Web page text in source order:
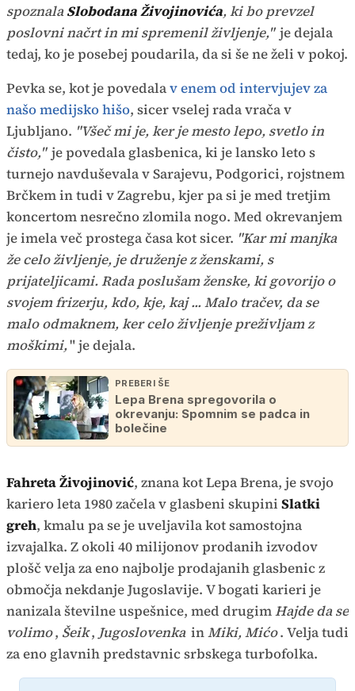
spoznalaSlobodana Živojinovića, ki bo prevzel
poslovni načrt in mi spremenil življenje," je dejala
tedaj, ko je posebej poudarila, da si še ne želi v pokoj.
Pevka se, kot je povedalav enem od intervjujev za
našo medijsko hišo, sicer vselej rada vrača v
Ljubljano. "Všeč mi je, ker je mesto lepo, svetlo in
čisto," je povedala glasbenica, ki je lansko leto s
turnejo navduševala v Sarajevu, Podgorici, rojstnem
Brčkem in tudi v Zagrebu, kjer pa si je med tretjim
koncertom nesrečno zlomila nogo. Med okrevanjem
je imela več prostega časa kot sicer. "Kar mi manjka
že celo življenje, je druženje z ženskami, s
prijateljicami. Rada poslušam ženske, ki govorijo o
svojem frizerju, kdo, kje, kaj ... Malo tračev, da se
malo odmaknem, ker celo življenje preživljam z
moškimi," je dejala.
PREBERI ŠE
Lepa Brena spregovorila o
okrevanju: Spomnim se padca in
bolečine
Fahreta Živojinović, znana kot Lepa Brena, je svojo
kariero leta 1980 začela v glasbeni skupini Slatki
greh, kmalu pa se je uveljavila kot samostojna
izvajalka. Z okoli 40 milijonov prodanih izvodov
plošč velja za eno najbolje prodajanih glasbenic z
območja nekdanje Jugoslavije. V bogati karieri je
nanizala številne uspešnice, med drugimHajde da se
volimo, Šeik,Jugoslovenka inMiki, Mićo. Velja tudi
za eno glavnih predstavnic srbskega turbofolka.